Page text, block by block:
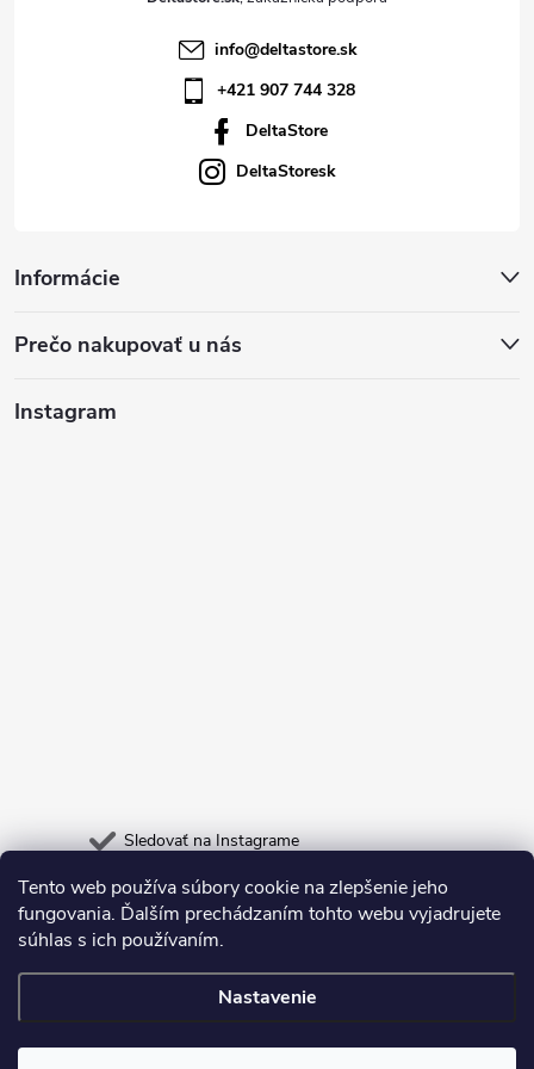
Tento web používa súbory cookie na zlepšenie jeho
fungovania. Ďalším prechádzaním tohto webu vyjadrujete
súhlas s ich používaním.
Nastavenie
info@deltastore.sk
+421 907 744 328
DeltaStore
DeltaStoresk
Informácie
Prečo nakupovať u nás
Instagram
Sledovať na Instagrame
Heureka.sk Odpadneš.sk
Copyright 2026Deltastore. Všetky práva vyhradené.